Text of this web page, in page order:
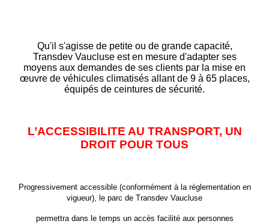
Qu'il s'agisse de petite ou de grande capacité,
Transdev Vaucluse est en mesure d'adapter ses
moyens aux demandes de ses clients par la mise en
œuvre de véhicules climatisés allant de 9 à 65 places,
équipés de ceintures de sécurité.
L’ACCESSIBILITE AU TRANSPORT, UN
DROIT POUR TOUS
Progressivement accessible (conformément à la réglementation en
vigueur), le parc de Transdev Vaucluse
permettra dans le temps un accès facilité aux personnes